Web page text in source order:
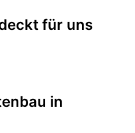
für uns
in